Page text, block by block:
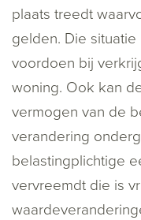
plaats treedt
gelden. Die
voordoen bij
woning. Ook kan
vermogen van de
verandering
belastingplichtige
vervreemdt die is